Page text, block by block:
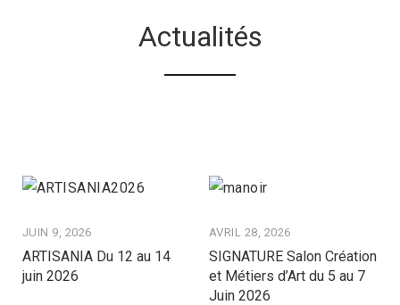
Actualités
JUIN 9, 2026
ARTISANIA Du 12 au 14
juin 2026
AVRIL 28, 2026
SIGNATURE Salon Création
et Métiers d’Art du 5 au 7
Juin 2026